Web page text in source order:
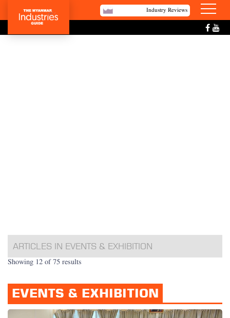
Industry Reviews
ARTICLES IN EVENTS & EXHIBITION
Showing 12 of 75 results
EVENTS & EXHIBITION